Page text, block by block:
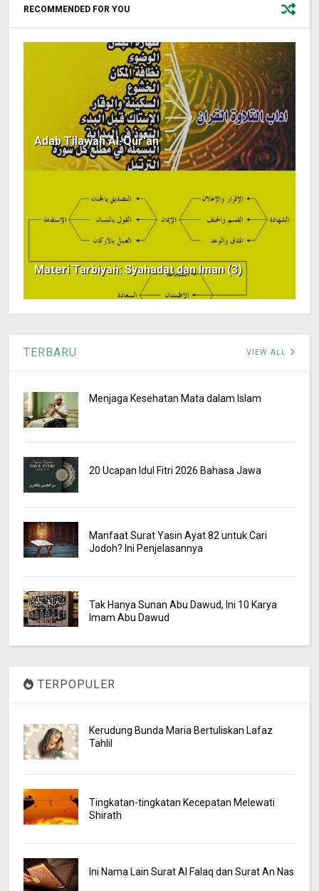
RECOMMENDED FOR YOU
Adab Tilawah Al-Qur'an
Materi Tarbiyah: Syahadat dan Iman (3)
TERBARU VIEW ALL
Menjaga Kesehatan Mata dalam Islam
20 Ucapan Idul Fitri 2026 Bahasa Jawa
Manfaat Surat Yasin Ayat 82 untuk Cari
Jodoh? Ini Penjelasannya
Tak Hanya Sunan Abu Dawud, Ini 10 Karya
Imam Abu Dawud
TERPOPULER
Kerudung Bunda Maria Bertuliskan Lafaz
Tahlil
Tingkatan-tingkatan Kecepatan Melewati
Shirath
Ini Nama Lain Surat Al Falaq dan Surat An Nas